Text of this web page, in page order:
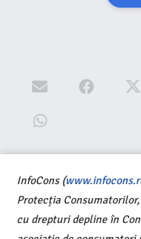
InfoCons (
Protecția
cu drepturi depline în